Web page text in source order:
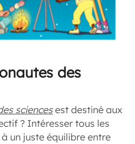
des
sciencesest destiné aux
? Intéresser tous les
un juste équilibre entre